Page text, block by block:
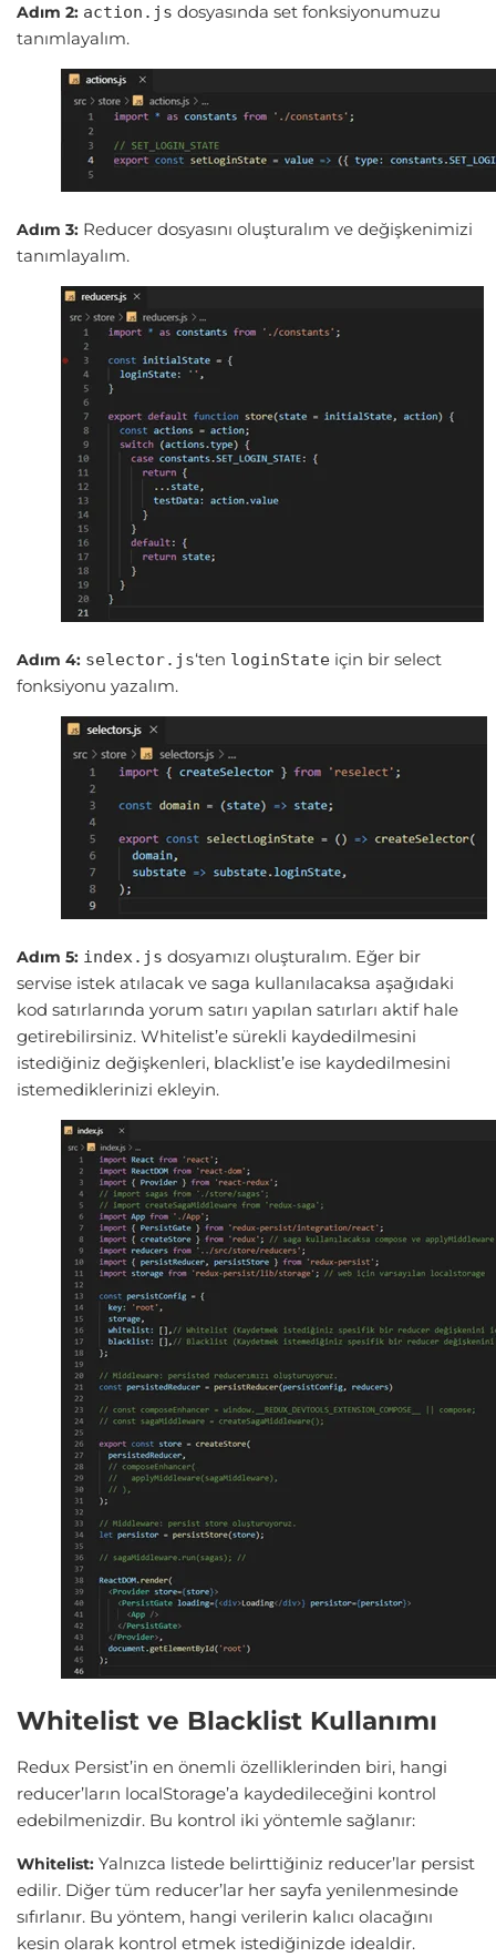
Adım 2: action.js dosyasında set fonksiyonumuzu
tanımlayalım.
Adım 3: Reducer dosyasını oluşturalım ve değişkenimizi
tanımlayalım.
Adım 4: selector.js‘ten loginState için bir select
fonksiyonu yazalım.
Adım 5: index.js dosyamızı oluşturalım. Eğer bir
servise istek atılacak ve saga kullanılacaksa aşağıdaki
kod satırlarında yorum satırı yapılan satırları aktif hale
getirebilirsiniz. Whitelist’e sürekli kaydedilmesini
istediğiniz değişkenleri, blacklist’e ise kaydedilmesini
istemediklerinizi ekleyin.
Whitelist ve Blacklist Kullanımı
Redux Persist’in en önemli özelliklerinden biri, hangi
reducer’ların localStorage’a kaydedileceğini kontrol
edebilmenizdir. Bu kontrol iki yöntemle sağlanır:
Whitelist: Yalnızca listede belirttiğiniz reducer’lar persist
edilir. Diğer tüm reducer’lar her sayfa yenilenmesinde
sıfırlanır. Bu yöntem, hangi verilerin kalıcı olacağını
kesin olarak kontrol etmek istediğinizde idealdir.